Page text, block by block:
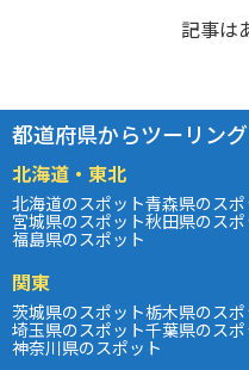
記事は
都道府県からツーリン
北海道・東北
北海道のスポット青森県のスポ
宮城県のスポット秋田県のスポ
福島県のスポット
関東
茨城県のスポット栃木県のスポ
埼玉県のスポット千葉県のスポ
神奈川県のスポット